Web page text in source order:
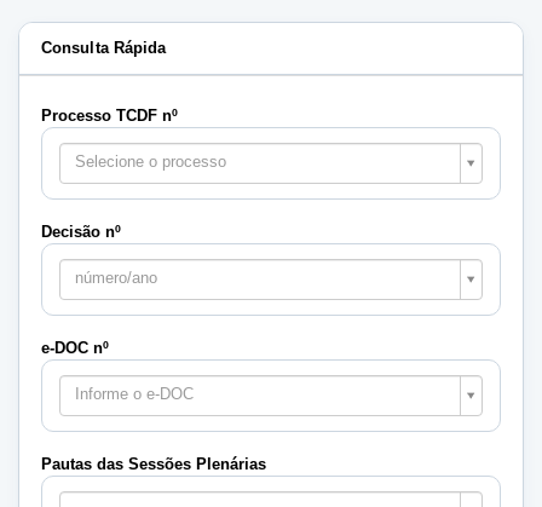
Consulta Rápida
Processo TCDF nº
Selecione o processo
Decisão nº
número/ano
e-DOC nº
Informe o e-DOC
Pautas das Sessões Plenárias
Pautas